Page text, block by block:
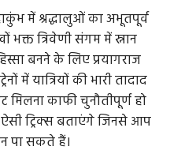
में श्रद्धालुओं का अभूतपूर्व
भक्त त्रिवेणी संगम में स्नान
बनने के लिए प्रयागराज
में यात्रियों की भारी तादाद
काफी चुनौतीपूर्ण हो
ट्रिक्स बताएंगे जिनसे आप
पा सकते हैं।